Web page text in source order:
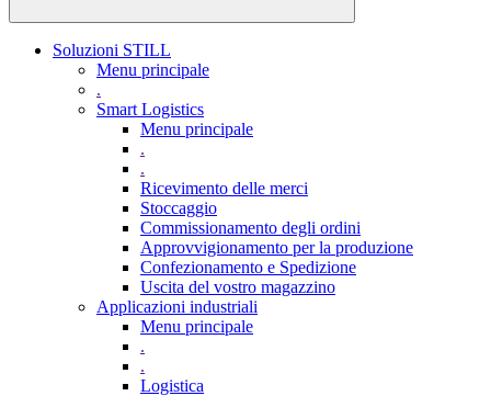
Soluzioni STILL
Menu principale
.
Smart Logistics
Menu principale
.
.
Ricevimento delle merci
Stoccaggio
Commissionamento degli ordini
Approvvigionamento per la produzione
Confezionamento e Spedizione
Uscita del vostro magazzino
Applicazioni industriali
Menu principale
.
.
Logistica